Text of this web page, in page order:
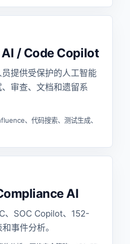
/ Code Copilot
提供受保护的人工智能
审查、文档和遗留系
、代码搜索、测试生成、
AI
、SOC Copilot、152-
事件分析。